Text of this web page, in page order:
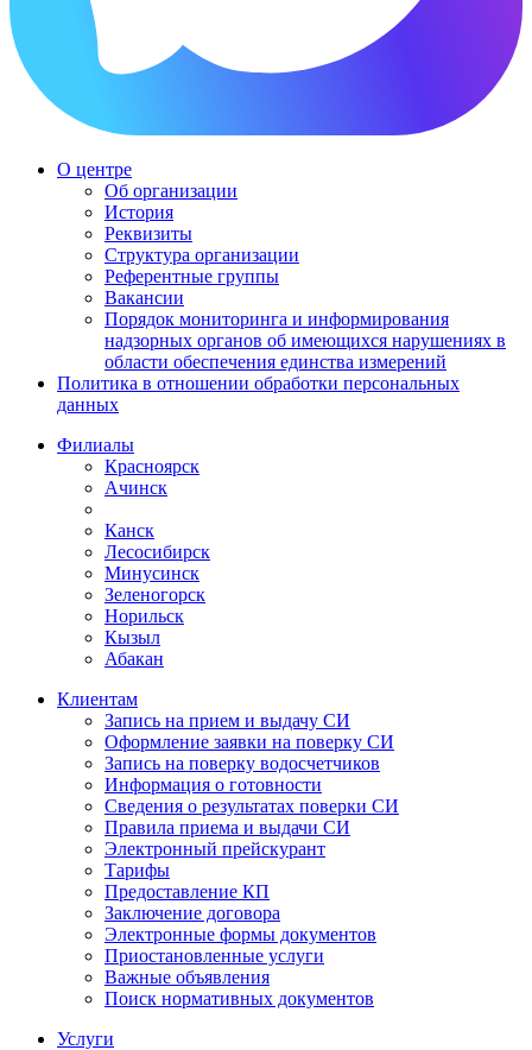
О центре
Об организации
История
Реквизиты
Структура организации
Референтные группы
Вакансии
Порядок мониторинга и информирования
надзорных органов об имеющихся нарушениях в
области обеспечения единства измерений
Политика в отношении обработки персональных
данных
Филиалы
Красноярск
Ачинск
Канск
Лесосибирск
Минусинск
Зеленогорск
Норильск
Кызыл
Абакан
Клиентам
Запись на прием и выдачу СИ
Оформление заявки на поверку СИ
Запись на поверку водосчетчиков
Информация о готовности
Сведения о результатах поверки СИ
Правила приема и выдачи СИ
Электронный прейскурант
Тарифы
Предоставление КП
Заключение договора
Электронные формы документов
Приостановленные услуги
Важные объявления
Поиск нормативных документов
Услуги